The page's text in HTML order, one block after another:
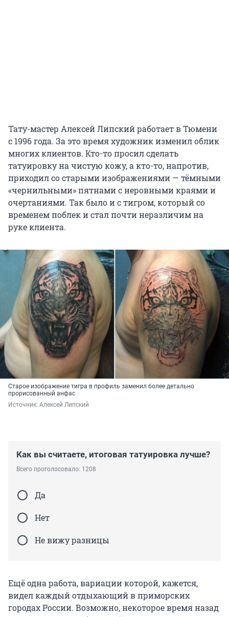
Тату-мастер Алексей Липский работает в Тюмени
с 1996 года. За это время художник изменил облик
многих клиентов. Кто-то просил сделать
татуировку на чистую кожу, а кто-то, напротив,
приходил со старыми изображениями — тёмными
«чернильными» пятнами с неровными краями и
очертаниями. Так было и с тигром, который со
временем поблек и стал почти неразличим на
руке клиента.
Старое изображение тигра в профиль заменил более детально
прорисованный анфас
Источник: Алексей Липский
Как вы считаете, итоговая татуировка лучше?
Всего проголосовало: 1208
Да
Нет
Не вижу разницы
Ещё одна работа, вариации которой, кажется,
видел каждый отдыхающий в приморских
городах России. Возможно, некоторое время назад